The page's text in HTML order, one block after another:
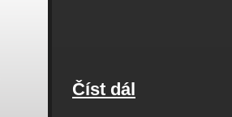
Číst dál